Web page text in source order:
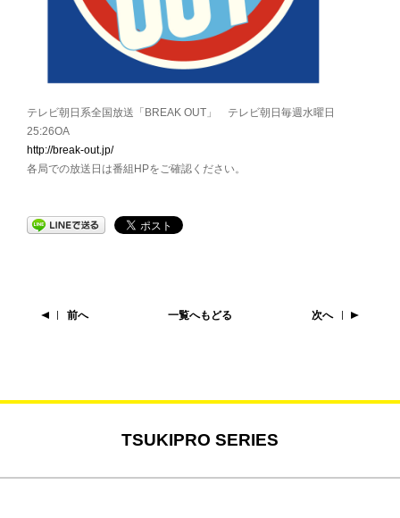
テレビ朝日系全国放送「BREAK OUT」 テレビ朝日毎週水曜日
25:26OA
http://break-out.jp/
各局での放送日は番組HPをご確認ください。
前へ 一覧へもどる 次へ
TSUKIPRO SERIES